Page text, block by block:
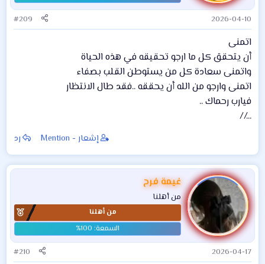
2026-04-10
#209
اتمنى
أن يتحقق كل ما ارجو تحقيقه في هذه الحياة
واتمنى سعادة كل من يستوطن القلب بصفاء
اتمنى وارجو من الله أن يحققه ..فقد طال الانتظار
فيارب رحماك ..
...//
إشعار - Mention رد
غيمة فرح
من أهلنا
من أهلنا
2026-04-17
#210